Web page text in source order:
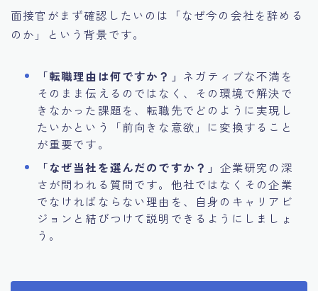
面接官がまず確認したいのは「なぜ今の会社を辞める
のか」という背景です。
「転職理由は何ですか？」 ネガティブな不満を
そのまま伝えるのではなく、その環境で解決で
きなかった課題を、転職先でどのように実現し
たいかという「前向きな意欲」に変換すること
が重要です。
「なぜ当社を選んだのですか？」 企業研究の深
さが問われる質問です。他社ではなくその企業
でなければならない理由を、自身のキャリアビ
ジョンと結びつけて説明できるようにしましょ
う。